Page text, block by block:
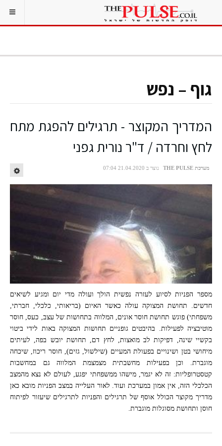
גוף – נפש
המדריך המקוצר - תרגילים להפגת מתח
לחץ וחרדה / ד"ר נורית גפני
מערכת THE PULSE נוצר ב 21.04.2020 07:04
מספר הפניות לסיוע לעזרה נפשית הולך ועולה מדי יום ומגיע לשיאים
חדשים. תחושת המצוקה עולה כאשר האיום (בריאותי, כלכלי, חברתי,
משפחתי) פוגש תחושת חוסר אונים, המלווה בתחושות של עצב, כעס, חוסר
מוטיבציה לפעילות. בהיבטים גופניים תחושות המצוקה באות לידי ביטוי
בקשיי שינה, דפיקות לב מואצות, לחץ דם, תחושת יובש בפה, לעיתים
מיחושי בטן ושינויים בפעולת המעיים (שילשול, גזים), חוסר ריכוז, שיכחה
מוגברת. וכן בפעילות מחשבתית מצמצמת המלווה גם במחשבות
קטסטרופליות: זה לא יגמר, מישהו ממשפחתי יפגע, לעולם לא נצא מהמצב
הכלכלי הזה, אין אמון במערכת ועוד. לאור העלייה במצב הפניות מובא כאן
מדריך מקוצר הכולל אוסף של תרגילים והפניות לתרגילים שיעזור לפיתוח
חוסן ותחושת מסוגלות מוגברת.